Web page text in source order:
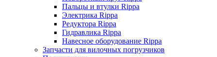
Пальцы и втулки Rippa
Электрика Rippa
Редуктора Rippa
Гидравлика Rippa
Навесное оборудование Rippa
Запчасти для вилочных погрузчиков